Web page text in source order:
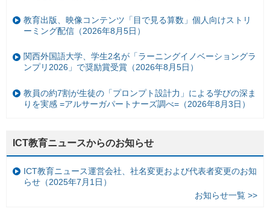
教育出版、映像コンテンツ「目で見る算数」個人向けストリ
ーミング配信（2026年8月5日）
関西外国語大学、学生2名が「ラーニングイノベーショングラ
ンプリ2026」で奨励賞受賞（2026年8月5日）
教員の約7割が生徒の「プロンプト設計力」による学びの深ま
りを実感 =アルサーガパートナーズ調べ=（2026年8月3日）
ICT教育ニュースからのお知らせ
ICT教育ニュース運営会社、社名変更および代表者変更のお知
らせ（2025年7月1日）
お知らせ一覧 >>